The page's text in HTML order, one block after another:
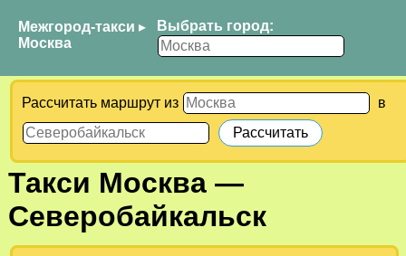
Межгород-такси ▸
Москва
Выбрать город:
Рассчитать маршрут из в
Такси Москва—
Северобайкальск